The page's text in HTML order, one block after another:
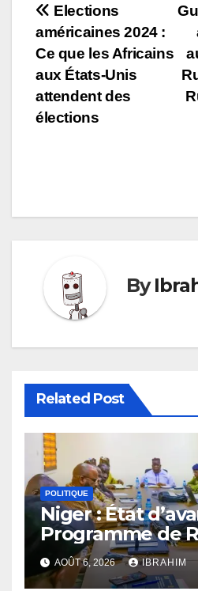
Navigation
de
l’article
Elections
américaines 2024 :
Ce que les Africains
aux États-Unis
attendent des
élections
By
Related Post
POLITIQUE
Niger : État
Programme de
à mi-parcours
AOÛT 6, 2026 IBRAHIM